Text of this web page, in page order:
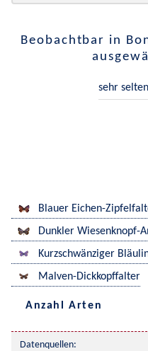
Beobachtbar in
sehr selten
Blauer Eichen-
Dunkler Wiesenknopf-
Kurzschwänziger
Malven-Dickkopffalter
Anzahl Arten
Datenquellen: